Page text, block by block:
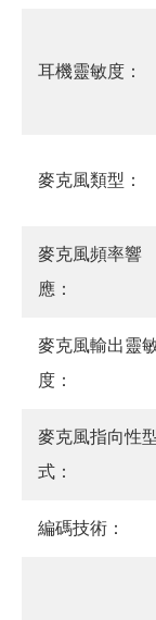
耳機靈敏度：
麥克風類型：
麥克風頻率響
應：
麥克風輸出靈
度：
麥克風指向性
式：
編碼技術：